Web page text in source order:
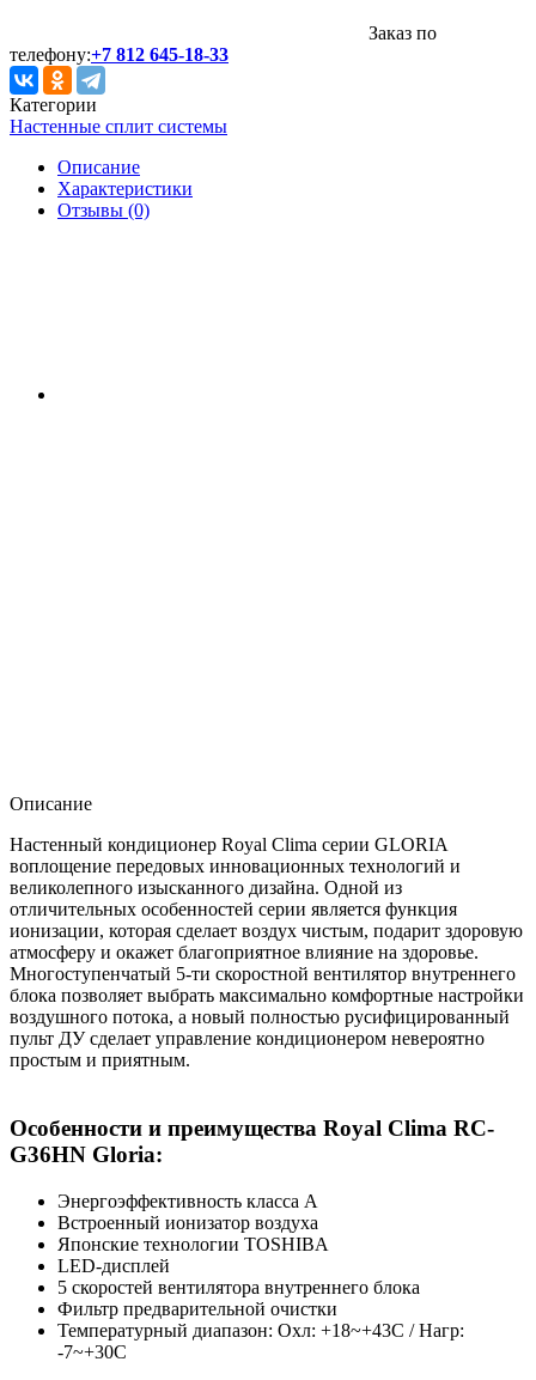
Заказ по
телефону:+7 812 645-18-33
Категории
Настенные сплит системы
Описание
Характеристики
Отзывы (0)
Описание
Настенный кондиционер Royal Clima серии GLORIA
воплощение передовых инновационных технологий и
великолепного изысканного дизайна. Одной из
отличительных особенностей серии является функция
ионизации, которая сделает воздух чистым, подарит здоровую
атмосферу и окажет благоприятное влияние на здоровье.
Многоступенчатый 5-ти скоростной вентилятор внутреннего
блока позволяет выбрать максимально комфортные настройки
воздушного потока, а новый полностью русифицированный
пульт ДУ сделает управление кондиционером невероятно
простым и приятным.
Особенности и преимущества Royal Clima RC-
G36HN Gloria:
Энергоэффективность класса А
Встроенный ионизатор воздуха
Японские технологии TOSHIBA
LED-дисплей
5 скоростей вентилятора внутреннего блока
Фильтр предварительной очистки
Температурный диапазон: Охл: +18~+43C / Нагр:
-7~+30С